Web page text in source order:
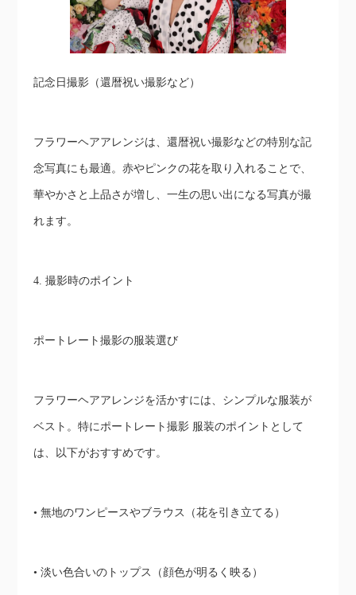
記念日撮影（還暦祝い撮影など）
フラワーヘアアレンジは、還暦祝い撮影などの特別な記
念写真にも最適。赤やピンクの花を取り入れることで、
華やかさと上品さが増し、一生の思い出になる写真が撮
れます。
4. 撮影時のポイント
ポートレート撮影の服装選び
フラワーヘアアレンジを活かすには、シンプルな服装が
ベスト。特にポートレート撮影 服装のポイントとして
は、以下がおすすめです。
• 無地のワンピースやブラウス（花を引き立てる）
• 淡い色合いのトップス（顔色が明るく映る）